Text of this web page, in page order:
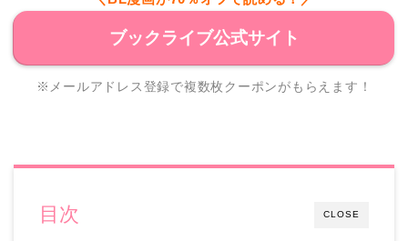
ブックライブ公式サイト
※メールアドレス登録で複数枚クーポンがもらえます！
CLOSE
目次